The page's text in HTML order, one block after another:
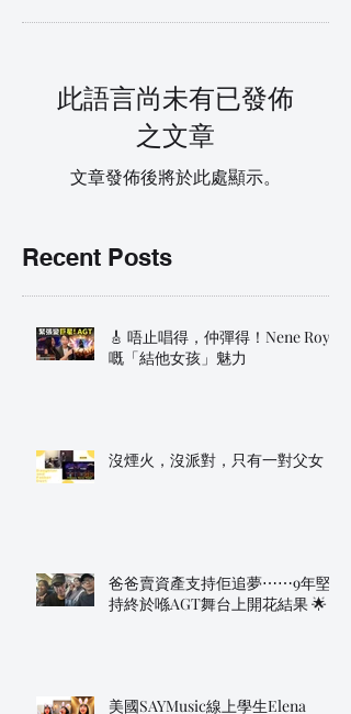
此語言尚未有已發佈
之文章
文章發佈後將於此處顯示。
Recent Posts
🎸 唔止唱得，仲彈得！Nene Royal
嘅「結他女孩」魅力
沒煙火，沒派對，只有一對父女
爸爸賣資產支持佢追夢⋯⋯9年堅
持終於喺AGT舞台上開花結果 🌟
美國SAYMusic線上學生Elena